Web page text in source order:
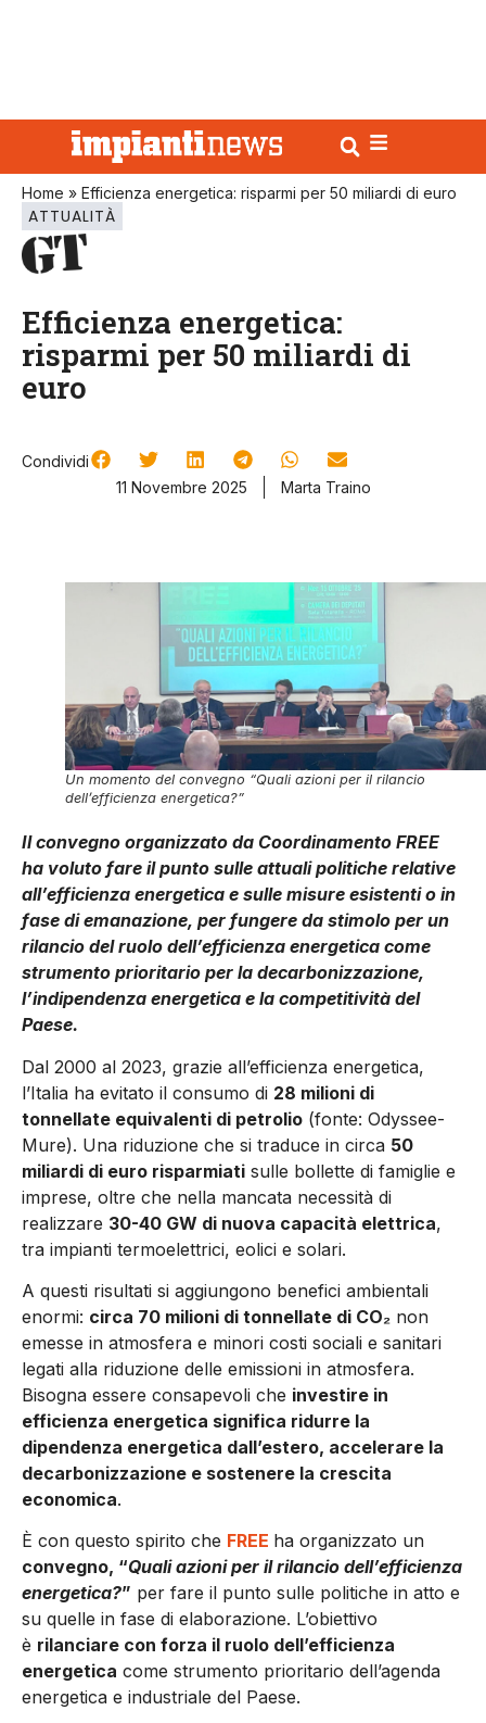
Home » Efficienza energetica: risparmi per 50 miliardi di euro
ATTUALITÀ
Efficienza energetica:
risparmi per 50 miliardi di
euro
Condividi
11 Novembre 2025
Marta Traino
Un momento del convegno “Quali azioni per il rilancio
dell’efficienza energetica?”
Il convegno organizzato da Coordinamento FREE
ha voluto fare il punto sulle attuali politiche relative
all’efficienza energetica e sulle misure esistenti o in
fase di emanazione, per fungere da stimolo per un
rilancio del ruolo dell’efficienza energetica come
strumento prioritario per la decarbonizzazione,
l’indipendenza energetica e la competitività del
Paese.
Dal 2000 al 2023, grazie all’efficienza energetica,
l’Italia ha evitato il consumo di 28 milioni di
tonnellate equivalenti di petrolio (fonte: Odyssee-
Mure). Una riduzione che si traduce in circa 50
miliardi di euro risparmiati sulle bollette di famiglie e
imprese, oltre che nella mancata necessità di
realizzare 30-40 GW di nuova capacità elettrica,
tra impianti termoelettrici, eolici e solari.
A questi risultati si aggiungono benefici ambientali
enormi: circa 70 milioni di tonnellate di CO₂ non
emesse in atmosfera e minori costi sociali e sanitari
legati alla riduzione delle emissioni in atmosfera.
Bisogna essere consapevoli che investire in
efficienza energetica significa ridurre la
dipendenza energetica dall’estero, accelerare la
decarbonizzazione e sostenere la crescita
economica.
È con questo spirito che FREE ha organizzato un
convegno, “Quali azioni per il rilancio dell’efficienza
energetica?” per fare il punto sulle politiche in atto e
su quelle in fase di elaborazione. L’obiettivo
è rilanciare con forza il ruolo dell’efficienza
energetica come strumento prioritario dell’agenda
energetica e industriale del Paese.